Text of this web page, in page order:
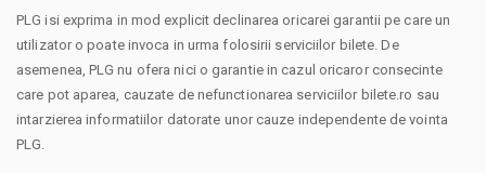
PLG isi exprima in mod explicit declinarea oricarei garantii pe care un
utilizator o poate invoca in urma folosirii serviciilor bilete. De
asemenea, PLG nu ofera nici o garantie in cazul oricaror consecinte
care pot aparea, cauzate de nefunctionarea serviciilor bilete.ro sau
intarzierea informatiilor datorate unor cauze independente de vointa
PLG.